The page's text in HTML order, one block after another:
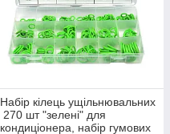
Набір кілець ущільнювальних
270 шт "зелені" для
кондиціонера, набір гумових